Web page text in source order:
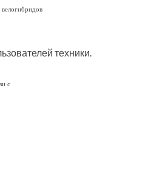
техники.
с